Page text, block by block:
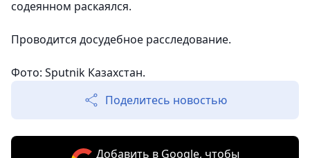
содеянном раскаялся.
Проводится досудебное расследование.
Фото: Sputnik Казахстан.
Поделитесь новостью
Добавить в Google, чтобы